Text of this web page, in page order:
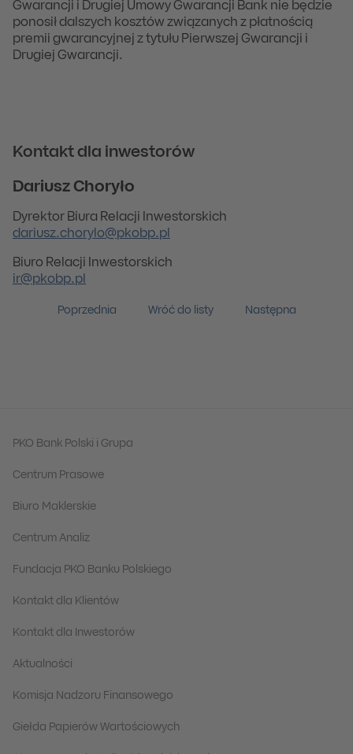
Gwarancji i Drugiej Umowy Gwarancji Bank nie będzie
ponosił dalszych kosztów związanych z płatnością
premii gwarancyjnej z tytułu Pierwszej Gwarancji i
Drugiej Gwarancji.
Kontakt dla inwestorów
Dariusz Choryło
Dyrektor Biura Relacji Inwestorskich
dariusz.chorylo@pkobp.pl
Biuro Relacji Inwestorskich
ir@pkobp.pl
Poprzednia Wróć do listy Następna
PKO Bank Polski i Grupa
Centrum Prasowe
Biuro Maklerskie
Centrum Analiz
Fundacja PKO Banku Polskiego
Kontakt dla Klientów
Kontakt dla Inwestorów
Aktualności
Komisja Nadzoru Finansowego
Giełda Papierów Wartościowych